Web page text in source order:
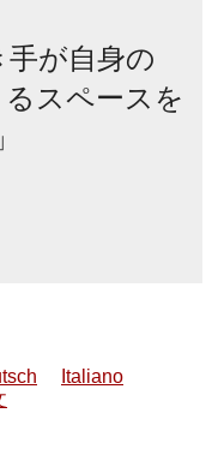
が自身の
スペースを
Italiano